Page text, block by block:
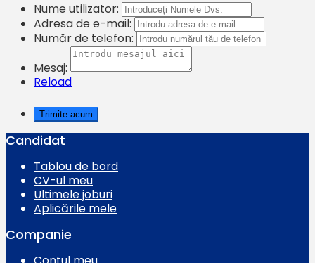
Nume utilizator:
Adresa de e-mail:
Număr de telefon:
Mesaj:
Reload
Candidat
Tablou de bord
CV-ul meu
Ultimele joburi
Aplicările mele
Companie